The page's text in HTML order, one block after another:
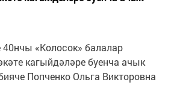
«Колосок» балалар
кагыйдәләре буенча ачык
Попченко Ольга Викторовна